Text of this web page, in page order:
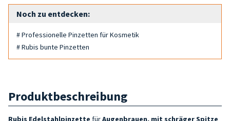
Noch zu entdecken:
# Professionelle Pinzetten für Kosmetik
# Rubis bunte Pinzetten
Produktbeschreibung
Rubis Edelstahlpinzette fürAugenbrauen, mit schräger Spitze